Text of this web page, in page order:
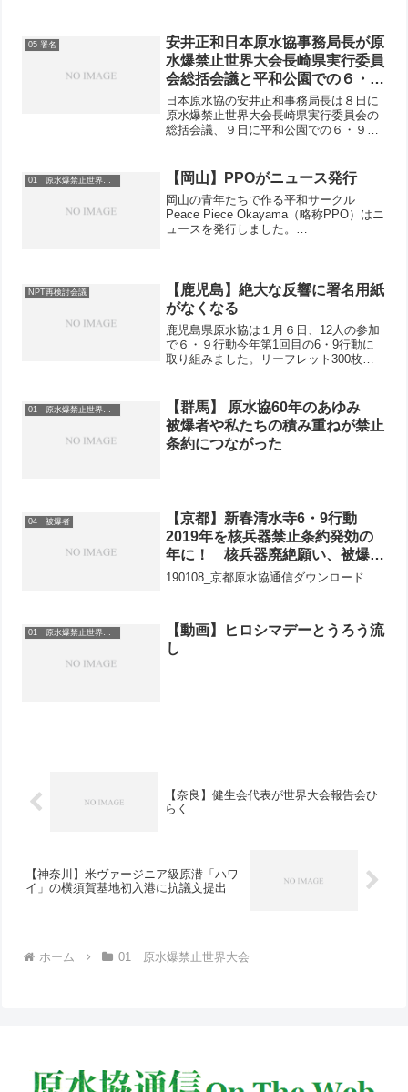
05 署名
安井正和日本原水協事務局長が原
水爆禁止世界大会長崎県実行委員
会総括会議と平和公園での６・９
行動に参加
日本原水協の安井正和事務局長は８日に
原水爆禁止世界大会長崎県実行委員会の
総括会議、９日に平和公園での６・９行
各地の原水協から38名が出席。菅政和県
実行委員会代表委員が挨拶...
01 原水爆禁止世界大会 【岡山】PPOがニュース発行
岡山の青年たちで作る平和サークル
Peace Piece Okayama（略称PPO）はニ
ュースを発行しました。
NPT再検討会議
【鹿児島】絶大な反響に署名用紙
がなくなる
鹿児島県原水協は１月６日、12人の参加
で６・９行動今年第1回目の6・9行動に
取り組みました。リーフレット300枚を
01 原水爆禁止世界大会
【群馬】 原水協60年のあゆみ
被爆者や私たちの積み重ねが禁止
条約につながった
04 被爆者
【京都】新春清水寺6・9行動
2019年を核兵器禁止条約発効の
年に！ 核兵器廃絶願い、被爆者
はげますつどいで交流
190108_京都原水協通信ダウンロード
01 原水爆禁止世界大会
【動画】ヒロシマデーとうろう流
し
【奈良】健生会代表が世界大会報告会ひ
らく
【神奈川】米ヴァージニア級原潜「ハワ
イ」の横須賀基地初入港に抗議文提出
ホーム 01 原水爆禁止世界大会